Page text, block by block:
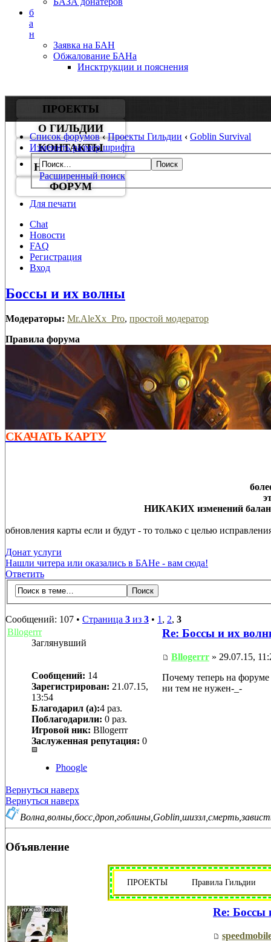
б
а
н
Заявка на БАН
Обжалование БАНа
Инсктрукции и пояснения
ПРОЕКТЫ
О ГИЛЬДИИ
КОНТАКТЫ
НАШИ БОТЫ
ФОРУМ
Список форумов ‹ Проекты Гильдии ‹ Goblin Survival
Изменить размер шрифта
Расширенный поиск
Для печати
Chat
Новости
FAQ
Регистрация
Вход
Боссы и их волны
Модераторы: Mr.AleXx_Pro, простой модератор
Правила форума
СКАЧАТЬ КАРТУ
НИКАКИХ изменений
обновления карты если и будут - то только с целью
Донат услуги
Нашли читера или оказались в БАНе - вам сюда!
Ответить
Сообщений: 107 • Страница 3 из 3 • 1 , 2, 3
Bllogerrr
Заглянувший
Сообщений: 14
Зарегистрирован: 21.07.15,
13:54
Благодарил (а):4 раз.
Поблагодарили: 0 раз.
Игровой ник: Bllogerrr
Заслуженная репутация: 0
Phoogle
Re: Боссы и их
Bllogerrr » 29.07.15,
Почему теперь на
ни тем не нужен-_-
Вернуться наверх
Вернуться наверх
Объявление
ПРОЕКТЫ Правила Гильдии
Re: Боссы